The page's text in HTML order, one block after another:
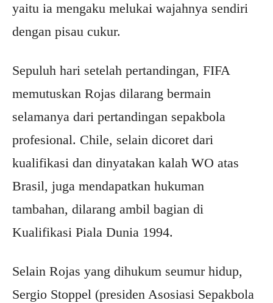
yaitu ia mengaku melukai wajahnya sendiri
dengan pisau cukur.
Sepuluh hari setelah pertandingan, FIFA
memutuskan Rojas dilarang bermain
selamanya dari pertandingan sepakbola
profesional. Chile, selain dicoret dari
kualifikasi dan dinyatakan kalah WO atas
Brasil, juga mendapatkan hukuman
tambahan, dilarang ambil bagian di
Kualifikasi Piala Dunia 1994.
Selain Rojas yang dihukum seumur hidup,
Sergio Stoppel (presiden Asosiasi Sepakbola